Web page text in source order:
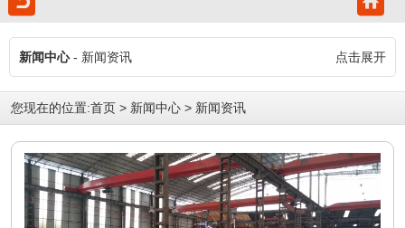
新闻中心- 新闻资讯 点击展开
您现在的位置:首页 > 新闻中心 > 新闻资讯